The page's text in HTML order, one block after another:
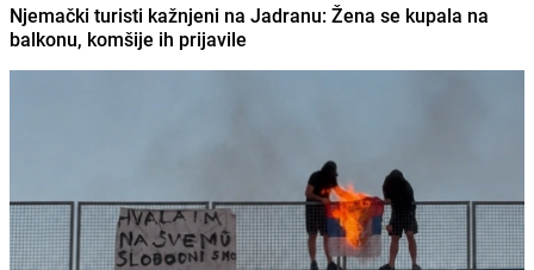
Njemački turisti kažnjeni na Jadranu: Žena se kupala na
balkonu, komšije ih prijavile